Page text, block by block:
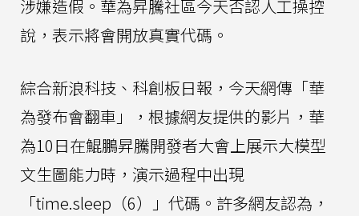
涉嫌造假。華為昇騰社區今天否認人工操控
說，表示將會開放真實代碼。
綜合新浪科技、科創板日報，今天網傳「華
為發布會翻車」，根據網友提供的影片，華
為10日在鯤鵬昇騰開發者大會上展示大模型
文生圖能力時，演示過程中出現
「time.sleep（6）」代碼。許多網友認為，